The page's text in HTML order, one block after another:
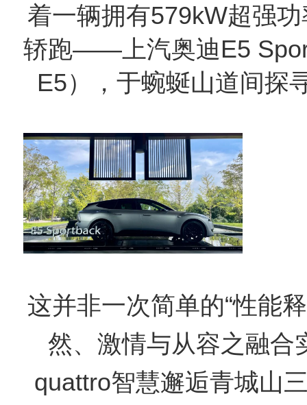
着一辆拥有579kW超强
轿跑——上汽奥迪E5
E5），于蜿蜒山道间探
这并非一次简单的“性能
然、激情与从容之融合
quattro智慧邂逅青城山